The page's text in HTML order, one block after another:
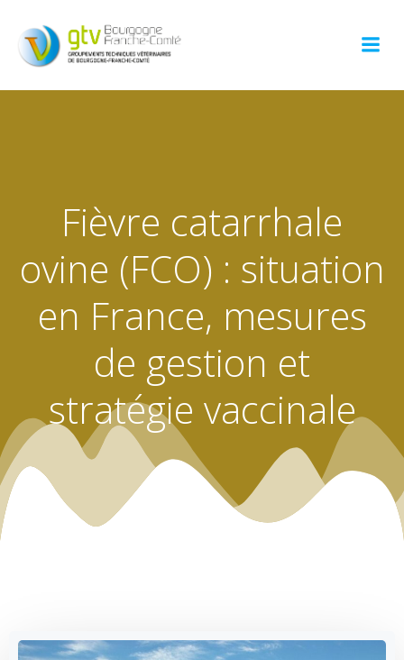
Fièvre catarrhale
ovine (FCO) : situation
en France, mesures
de gestion et
stratégie vaccinale